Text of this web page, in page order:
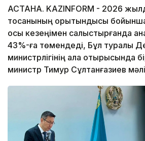
АСТАНА. KAZINFORM - 2026
тоқсанының қорытындысы
осы кезеңімен салыстырғанда
43%-ға төмендеді, Бұл туралы
министрлігінің алқа отырысында
министр Тимур Сұлтанғазиев